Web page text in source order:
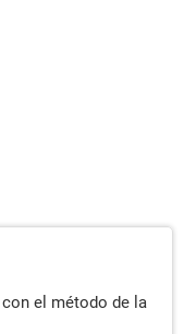
el método de la